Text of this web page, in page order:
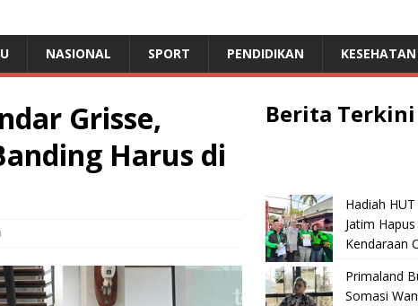
NASIONAL SPORT PENDIDIKAN KESEHATAN
Grisse,
Harus di
Berita Terkini
Hadiah
Jatim
Kendaraan
Primaland
Somasi